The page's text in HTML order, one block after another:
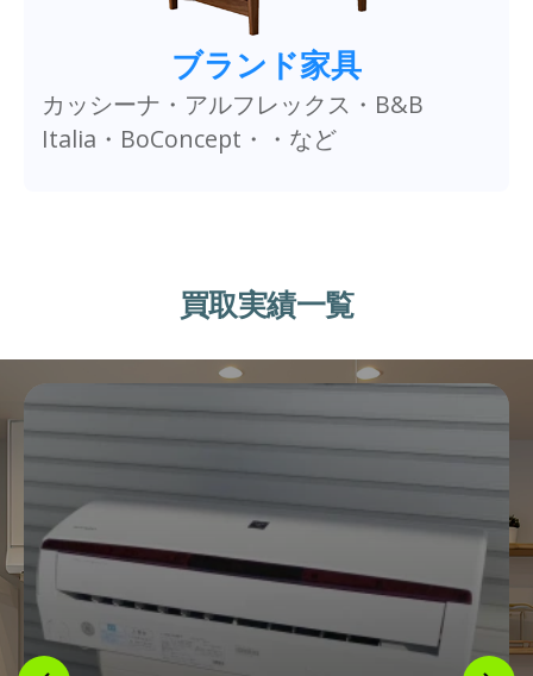
ブランド家具
カッシーナ・アルフレックス・B&B
Italia・BoConcept・・など
買取実績一覧